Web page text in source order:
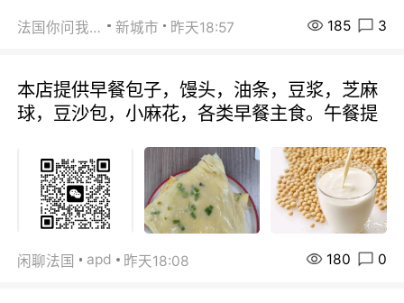
法国你问我答 新城市 昨天18:57 185 3
本店提供早餐包子，馒头，油条，豆浆，芝麻
球，豆沙包，小麻花，各类早餐主食。午餐提
闲聊法国 apd 昨天18:08 180 0